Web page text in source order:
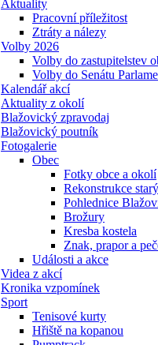
Aktuality
Pracovní příležitost
Ztráty a nálezy
Volby 2026
Volby do zastupitelstev
Volby do Senátu
Kalendář akcí
Aktuality z okolí
Blažovický zpravodaj
Blažovický poutník
Fotogalerie
Obec
Fotky obce a okolí
Rekonstrukce
Pohlednice
Brožury
Kresba kostela
Znak, prapor a
Události a akce
Videa z akcí
Kronika vzpomínek
Sport
Tenisové kurty
Hřiště na kopanou